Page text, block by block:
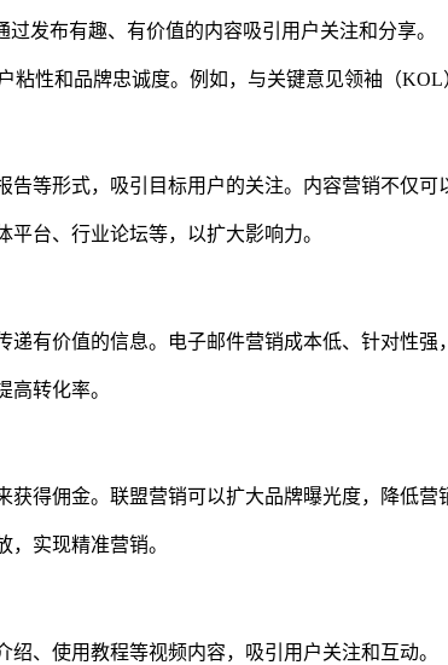
发布有趣、有价值的内容吸引用户关注和分享。
性和品牌忠诚度。例如，与关键意见领袖（KOL
等形式，吸引目标用户的关注。内容营销不仅可
台、行业论坛等，以扩大影响力。
有价值的信息。电子邮件营销成本低、针对性强
高转化率。
得佣金。联盟营销可以扩大品牌曝光度，降低营
实现精准营销。
、使用教程等视频内容，吸引用户关注和互动。